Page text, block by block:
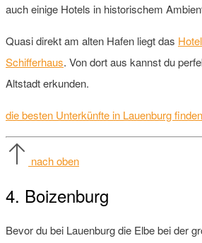
auch einige Hotels in historischem
Quasi direkt am alten Hafen liegt das
Schifferhaus. Von dort aus kannst du
Altstadt erkunden.
die besten Unterkünfte in Lauenburg finden
nach oben
4. Boizenburg
Bevor du bei Lauenburg die Elbe bei der